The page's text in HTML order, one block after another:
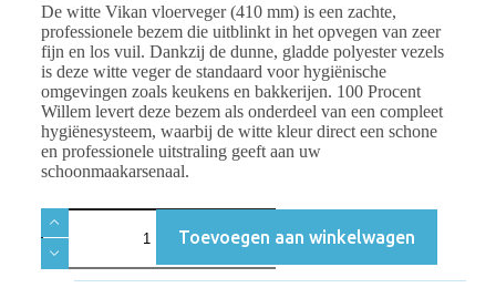
De witte Vikan vloerveger (410 mm) is een zachte,
professionele bezem die uitblinkt in het opvegen van zeer
fijn en los vuil. Dankzij de dunne, gladde polyester vezels
is deze witte veger de standaard voor hygiënische
omgevingen zoals keukens en bakkerijen. 100 Procent
Willem levert deze bezem als onderdeel van een compleet
hygiënesysteem, waarbij de witte kleur direct een schone
en professionele uitstraling geeft aan uw
schoonmaakarsenaal.
Toevoegen aan winkelwagen